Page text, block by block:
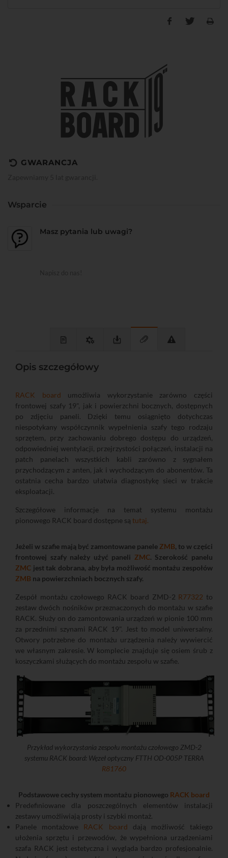
GWARANCJA
Wsparcie
Masz pytania lub uwagi?
Opis szczegółowy
RACK board umożliwia wykorzystanie zarówno części
frontowej szafy 19", jak i powierzchni bocznych, dostępnych
po zdjęciu paneli. Dzięki temu osiągnięto dotychczas
niespotykany współczynnik wypełnienia szafy tego rodzaju
sprzętem, przy zachowaniu dobrego dostępu do urządzeń,
odpowiedniej wentylacji, przejrzystości połączeń, instalacji na
patch panelach wszystkich kabli zarówno z sygnałem
przychodzącym z anten, jak i wychodzącym do abonentów. Ta
ostatnia cecha bardzo ułatwia diagnostykę sieci w trakcie
eksploatacji.
Szczegółowe informacje na temat systemu montażu
pionowego RACK board dostępne są tutaj.
Jeżeli w szafie mają być zamontowane panele ZMB, to w części
frontowej szafy należy użyć paneli ZMC. Szerokość panelu
ZMC jest tak dobrana, aby była możliwość montażu zespołów
ZMB na powierzchniach bocznych szafy.
Zespół montażu czołowego RACK board ZMD-2 R77322 to
zestaw dwóch nośników przeznaczonych do montażu w szafie
RACK. Służy on do zamontowania urządzeń w pionie 100 mm
za przednimi szynami RACK 19". Jest to model uniwersalny.
Otwory potrzebne do montażu urządzenia należy wywiercić
we własnym zakresie. W komplecie znajduje się osiem śrub z
koszyczkami służących do montażu zespołu w szafie.
Przykład wykorzystania zespołu montażu czołowego ZMD-2
systemu RACK board: Węzeł optyczny FTTH OD-005P TERRA
R81760
Podstawowe cechy system montażu pionowego RACK board
Predefiniowane dla poszczególnych elementów instalacji
zestawy umożliwiają prosty i szybki montaż.
Panele montażowe RACK board dają możliwość takiego
ułożenia sprzętu i przewodów, że wypełniona urządzeniami
szafa RACK jest estetyczna i wygląda bardzo profesjonalnie.